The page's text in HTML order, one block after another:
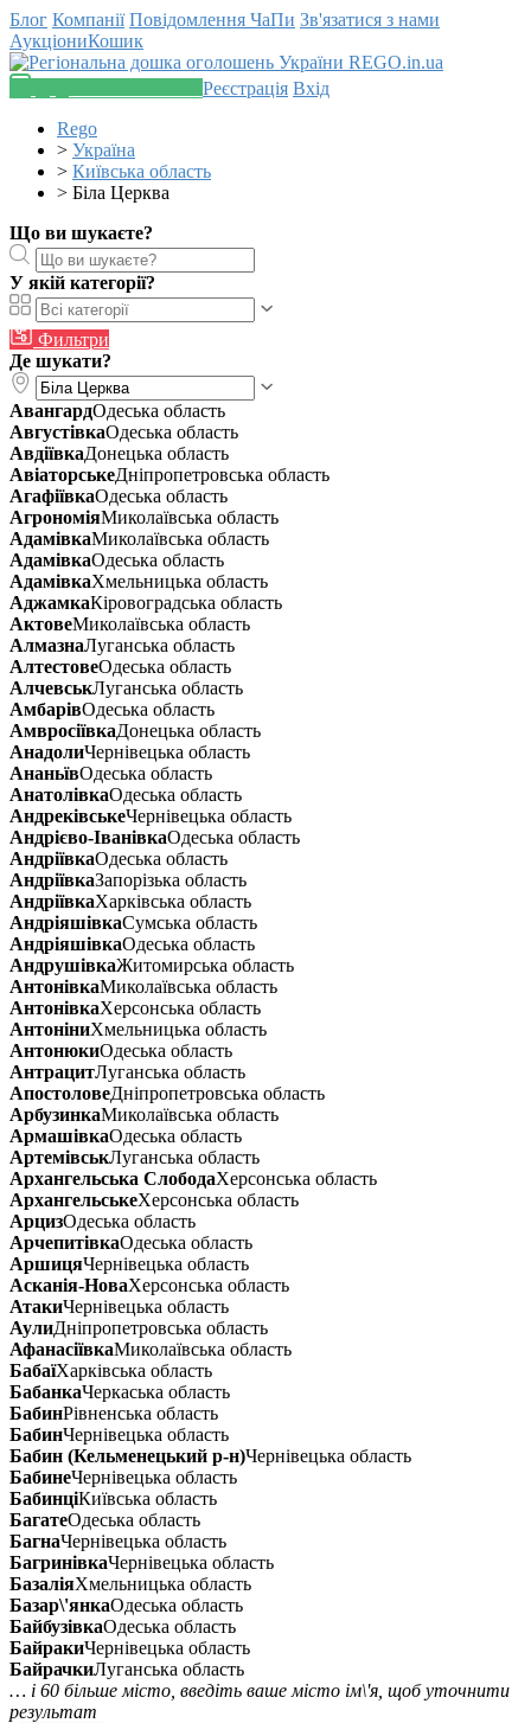
Блог Компанії Повідомлення ЧаПи Зв'язатися з нами
АукціониКошик
Реєстрація Вхід
Rego
> Україна
> Київська область
> Біла Церква
Що ви шукаєте?
У якій категорії?
Фильтри
Де шукати?
АвангардОдеська область
АвгустівкаОдеська область
АвдіївкаДонецька область
АвіаторськеДніпропетровська область
АгафіївкаОдеська область
АгрономіяМиколаївська область
АдамівкаМиколаївська область
АдамівкаОдеська область
АдамівкаХмельницька область
АджамкаКіровоградська область
АктовеМиколаївська область
АлмазнаЛуганська область
АлтестовеОдеська область
АлчевськЛуганська область
АмбарівОдеська область
АмвросіївкаДонецька область
АнадолиЧернівецька область
АнаньївОдеська область
АнатолівкаОдеська область
АндреківськеЧернівецька область
Андрієво-ІванівкаОдеська область
АндріївкаОдеська область
АндріївкаЗапорізька область
АндріївкаХарківська область
АндріяшівкаСумська область
АндріяшівкаОдеська область
АндрушівкаЖитомирська область
АнтонівкаМиколаївська область
АнтонівкаХерсонська область
АнтоніниХмельницька область
АнтонюкиОдеська область
АнтрацитЛуганська область
АпостоловеДніпропетровська область
АрбузинкаМиколаївська область
АрмашівкаОдеська область
АртемівськЛуганська область
Архангельська СлободаХерсонська область
АрхангельськеХерсонська область
АрцизОдеська область
АрчепитівкаОдеська область
АршицяЧернівецька область
Асканія-НоваХерсонська область
АтакиЧернівецька область
АулиДніпропетровська область
АфанасіївкаМиколаївська область
БабаїХарківська область
БабанкаЧеркаська область
БабинРівненська область
БабинЧернівецька область
Бабин (Кельменецький р-н)Чернівецька область
БабинеЧернівецька область
БабинціКиївська область
БагатеОдеська область
БагнаЧернівецька область
БагринівкаЧернівецька область
БазаліяХмельницька область
Базар\'янкаОдеська область
БайбузівкаОдеська область
БайракиЧернівецька область
БайрачкиЛуганська область
… і 60 більше місто, введіть ваше місто ім\'я, щоб уточнити
результат